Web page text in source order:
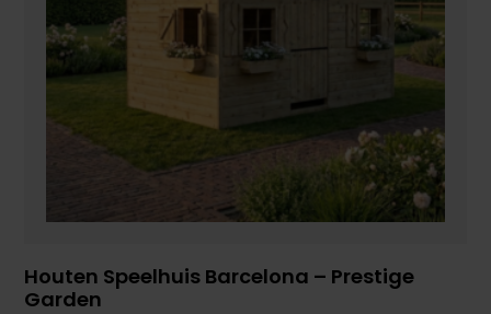
Houten Speelhuis Barcelona – Prestige
Garden